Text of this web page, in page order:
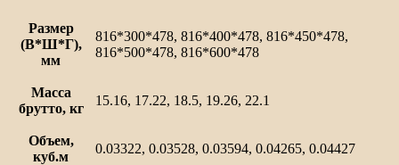
Размер
(В*Ш*Г),
мм
816*300*478, 816*400*478, 816*450*478,
816*500*478, 816*600*478
Масса
брутто, кг
15.16, 17.22, 18.5, 19.26, 22.1
Объем,
куб.м
0.03322, 0.03528, 0.03594, 0.04265, 0.04427